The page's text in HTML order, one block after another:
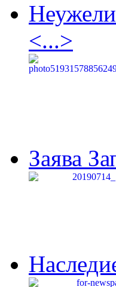
<...>
Заява